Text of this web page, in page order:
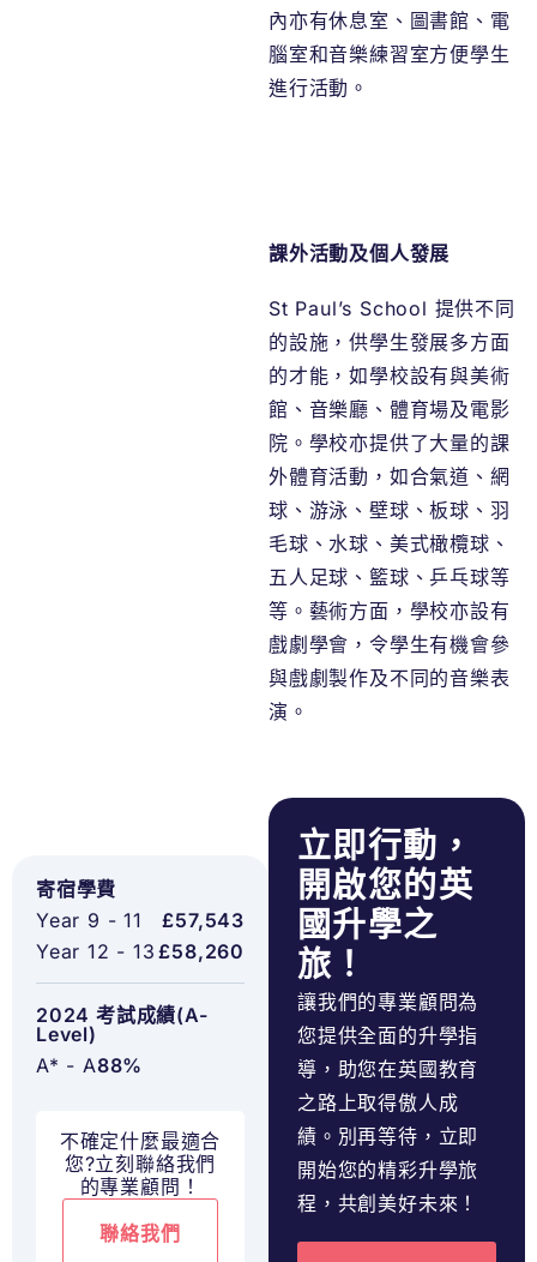
寄宿學費
Year 9 - 11
£57,543
Year 12 - 13 £58,260
2024 考試成績(A-
Level)
A* - A88%
不確定什麼最適合
您?立刻聯絡我們
的專業顧問！
聯絡我們
內亦有休息室、圖書館、電
腦室和音樂練習室方便學生
進行活動。
課外活動及個人發展
St Paul’s School 提供不同
的設施，供學生發展多方面
的才能，如學校設有與美術
館、音樂廳、體育場及電影
院。學校亦提供了大量的課
外體育活動，如合氣道、網
球、游泳、壁球、板球、羽
毛球、水球、美式橄欖球、
五人足球、籃球、乒乓球等
等。藝術方面，學校亦設有
戲劇學會，令學生有機會參
與戲劇製作及不同的音樂表
演。
立即行動，
開啟您的英
國升學之
旅！
讓我們的專業顧問為
您提供全面的升學指
導，助您在英國教育
之路上取得傲人成
績。別再等待，立即
開始您的精彩升學旅
程，共創美好未來！